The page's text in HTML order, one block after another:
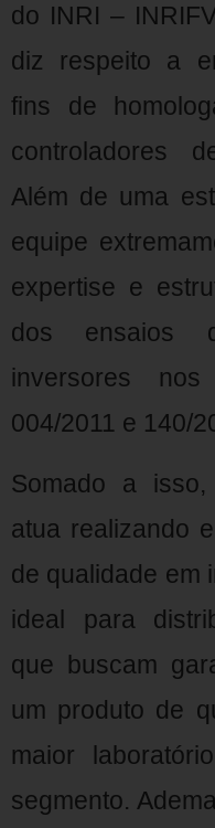
do INRI –
diz respeito a
fins de
controladores
Além de uma
equipe
expertise e
dos ensaios
inversores
004/2011 e 140/
Somado a
atua realizando
de qualidade em
ideal para
que buscam
um produto de
maior
segmento.